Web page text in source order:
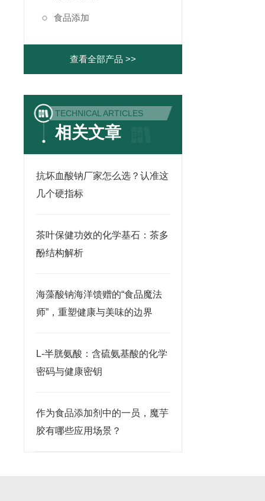
食品添加
查看全部产品 >>
TECHNICAL ARTICLES
相关文章
抗坏血酸钠厂家怎么选？认准这
几个硬指标
茶叶保健功效的化学基石：茶多
酚结构解析
海藻酸钠海洋馈赠的“食品魔法
师”，重塑健康与美味的边界
L-半胱氨酸：含硫氨基酸的化学
密码与健康密钥
作为食品添加剂中的一员，魔芋
胶有哪些应用场景？